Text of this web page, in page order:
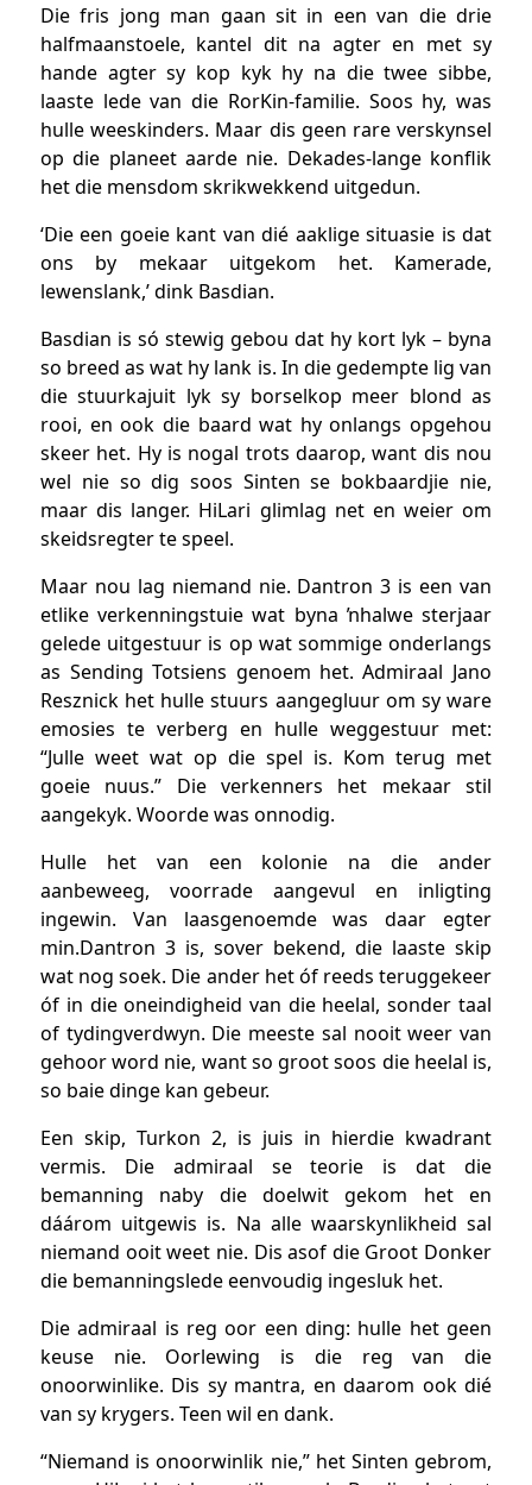
Die fris jong man gaan sit in een van die drie
halfmaanstoele, kantel dit na agter en met sy
hande agter sy kop kyk hy na die twee sibbe,
laaste lede van die RorKin-familie. Soos hy, was
hulle weeskinders. Maar dis geen rare verskynsel
op die planeet aarde nie. Dekades-lange konflik
het die mensdom skrikwekkend uitgedun.
‘Die een goeie kant van dié aaklige situasie is dat
ons by mekaar uitgekom het. Kamerade,
lewenslank,’ dink Basdian.
Basdian is só stewig gebou dat hy kort lyk – byna
so breed as wat hy lank is. In die gedempte lig van
die stuurkajuit lyk sy borselkop meer blond as
rooi, en ook die baard wat hy onlangs opgehou
skeer het. Hy is nogal trots daarop, want dis nou
wel nie so dig soos Sinten se bokbaardjie nie,
maar dis langer. HiLari glimlag net en weier om
skeidsregter te speel.
Maar nou lag niemand nie. Dantron 3 is een van
etlike verkenningstuie wat byna ŉhalwe sterjaar
gelede uitgestuur is op wat sommige onderlangs
as Sending Totsiens genoem het. Admiraal Jano
Resznick het hulle stuurs aangegluur om sy ware
emosies te verberg en hulle weggestuur met:
“Julle weet wat op die spel is. Kom terug met
goeie nuus.” Die verkenners het mekaar stil
aangekyk. Woorde was onnodig.
Hulle het van een kolonie na die ander
aanbeweeg, voorrade aangevul en inligting
ingewin. Van laasgenoemde was daar egter
min.Dantron 3 is, sover bekend, die laaste skip
wat nog soek. Die ander het óf reeds teruggekeer
óf in die oneindigheid van die heelal, sonder taal
of tydingverdwyn. Die meeste sal nooit weer van
gehoor word nie, want so groot soos die heelal is,
so baie dinge kan gebeur.
Een skip, Turkon 2, is juis in hierdie kwadrant
vermis. Die admiraal se teorie is dat die
bemanning naby die doelwit gekom het en
dáárom uitgewis is. Na alle waarskynlikheid sal
niemand ooit weet nie. Dis asof die Groot Donker
die bemanningslede eenvoudig ingesluk het.
Die admiraal is reg oor een ding: hulle het geen
keuse nie. Oorlewing is die reg van die
onoorwinlike. Dis sy mantra, en daarom ook dié
van sy krygers. Teen wil en dank.
“Niemand is onoorwinlik nie,” het Sinten gebrom,